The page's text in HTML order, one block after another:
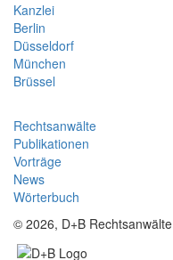
Kanzlei
Berlin
Düsseldorf
München
Brüssel
Rechtsanwälte
Publikationen
Vorträge
News
Wörterbuch
© 2026, D+B Rechtsanwälte